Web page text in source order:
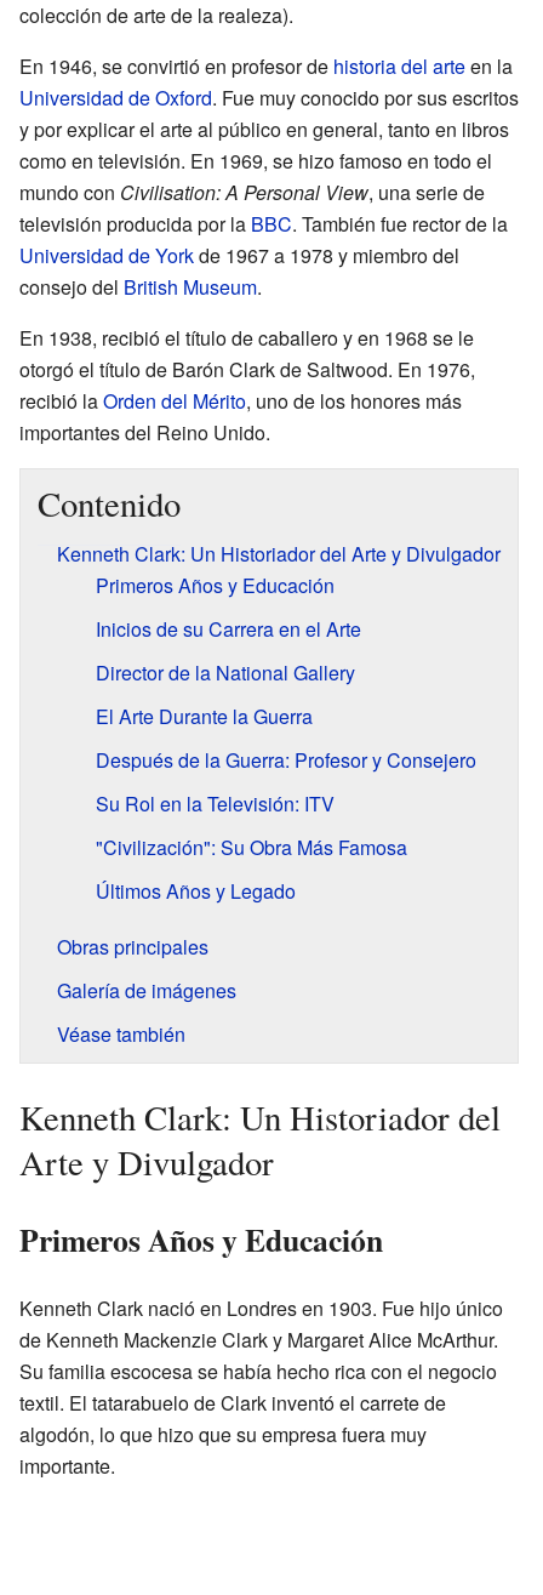
colección de arte de la realeza).
En 1946, se convirtió en profesor de historia del arteen la
Universidad de Oxford. Fue muy conocido por sus escritos
y por explicar el arte al público en general, tanto en libros
como en televisión. En 1969, se hizo famoso en todo el
mundo con Civilisation: A Personal View, una serie de
televisión producida por la BBC. También fue rector de la
Universidad de Yorkde 1967 a 1978 y miembro del
consejo del British Museum.
En 1938, recibió el título de caballero y en 1968 se le
otorgó el título de Barón Clark de Saltwood. En 1976,
recibió laOrden del Mérito, uno de los honores más
importantes del Reino Unido.
Contenido
Kenneth Clark: Un Historiador del Arte y Divulgador
Primeros Años y Educación
Inicios de su Carrera en el Arte
Director de la National Gallery
El Arte Durante la Guerra
Después de la Guerra: Profesor y Consejero
Su Rol en la Televisión: ITV
"Civilización": Su Obra Más Famosa
Últimos Años y Legado
Obras principales
Galería de imágenes
Véase también
Kenneth Clark: Un Historiador del
Arte y Divulgador
Primeros Años y Educación
Kenneth Clark nació en Londres en 1903. Fue hijo único
de Kenneth Mackenzie Clark y Margaret Alice McArthur.
Su familia escocesa se había hecho rica con el negocio
textil. El tatarabuelo de Clark inventó el carrete de
algodón, lo que hizo que su empresa fuera muy
importante.